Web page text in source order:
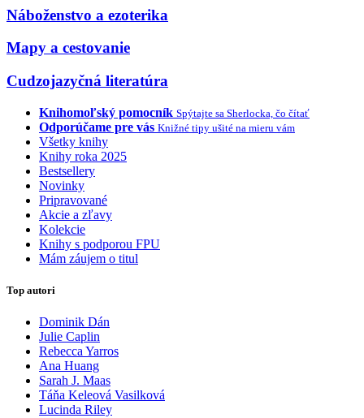
Náboženstvo a ezoterika
Mapy a cestovanie
Cudzojazyčná literatúra
Knihomoľský pomocník Spýtajte sa Sherlocka, čo čítať
Odporúčame pre vás Knižné tipy ušité na mieru vám
Všetky knihy
Knihy roka 2025
Bestsellery
Novinky
Pripravované
Akcie a zľavy
Kolekcie
Knihy s podporou FPU
Mám záujem o titul
Top autori
Dominik Dán
Julie Caplin
Rebecca Yarros
Ana Huang
Sarah J. Maas
Táňa Keleová Vasilková
Lucinda Riley